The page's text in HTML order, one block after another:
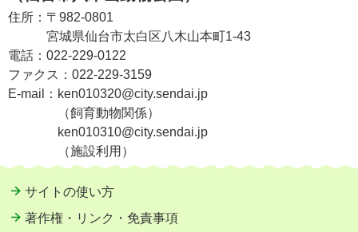
住所： 〒982-0801
宮城県仙台市太白区八木山本町1-43
電話： 022-229-0122
ファクス： 022-229-3159
E-mail： ken010320@city.sendai.jp
（飼育動物関係）
ken010310@city.sendai.jp
（施設利用）
サイトの使い方
著作権・リンク・免責事項